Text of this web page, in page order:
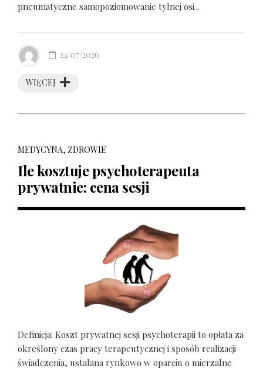
pneumatyczne samopoziomowanie tylnej osi...
WIĘCEJ
24/07/2026
MEDYCYNA, ZDROWIE
Ile kosztuje psychoterapeuta
prywatnie: cena sesji
Definicja: Koszt prywatnej sesji psychoterapii to opłata za
określony czas pracy terapeutycznej i sposób realizacji
świadczenia, ustalana rynkowo w oparciu o mierzalne